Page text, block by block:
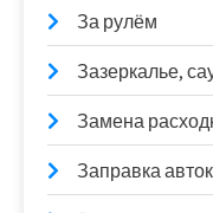
За рулём
Зазеркалье,
Замена
Заправка